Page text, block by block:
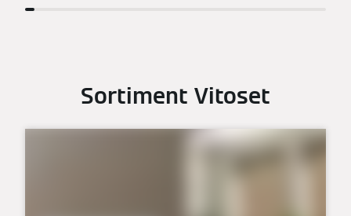
Sortiment Vitoset